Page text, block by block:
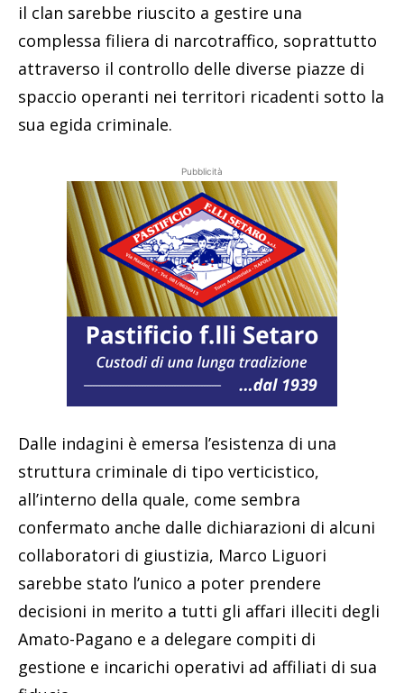
il clan sarebbe riuscito a gestire una
complessa filiera di narcotraffico, soprattutto
attraverso il controllo delle diverse piazze di
spaccio operanti nei territori ricadenti sotto la
sua egida criminale.
Pubblicità
Dalle indagini è emersa l’esistenza di una
struttura criminale di tipo verticistico,
all’interno della quale, come sembra
confermato anche dalle dichiarazioni di alcuni
collaboratori di giustizia, Marco Liguori
sarebbe stato l’unico a poter prendere
decisioni in merito a tutti gli affari illeciti degli
Amato-Pagano e a delegare compiti di
gestione e incarichi operativi ad affiliati di sua